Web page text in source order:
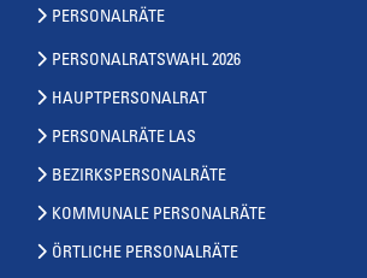
PERSONALRÄTE
PERSONALRATSWAHL 2026
HAUPTPERSONALRAT
PERSONALRÄTE LAS
BEZIRKSPERSONALRÄTE
KOMMUNALE PERSONALRÄTE
ÖRTLICHE PERSONALRÄTE